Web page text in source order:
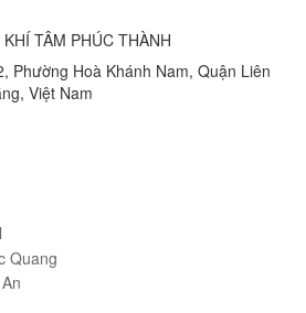
TÂM PHÚC THÀNH
Phường Hoà Khánh Nam, Quận Liên
Việt Nam